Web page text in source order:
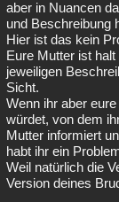
aber in Nuancen
und Beschreibung
Hier ist das kein
Eure Mutter ist
jeweiligen
Sicht.
Wenn ihr aber
würdet, von dem
Mutter informiert
habt ihr ein
Weil natürlich die
Version deines